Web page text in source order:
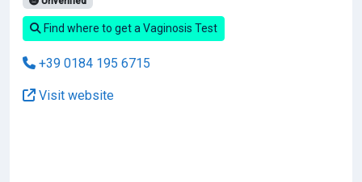
Find where to get a Vaginosis Test
+39 0184 195 6715
Visit website